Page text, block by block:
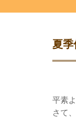
夏
平素
さて